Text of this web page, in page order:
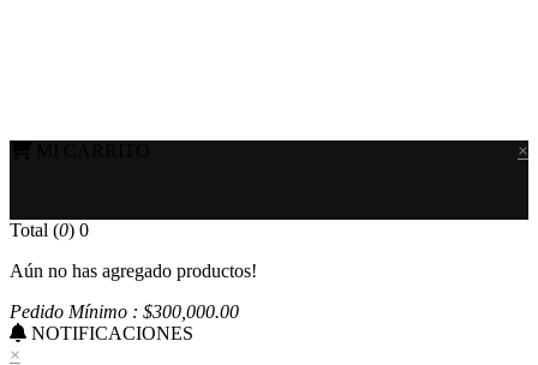
×
Total (0) 0
Aún no has agregado productos!
Pedido Mínimo : $300,000.00
NOTIFICACIONES
×